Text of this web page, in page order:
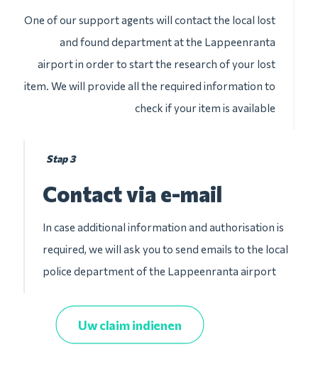
One of our support agents will contact the local lost
and found department at the Lappeenranta
airport in order to start the research of your lost
item. We will provide all the required information to
check if your item is available
Stap 3
Contact via e-mail
In case additional information and authorisation is
required, we will ask you to send emails to the local
police department of the Lappeenranta airport
Uw claim indienen